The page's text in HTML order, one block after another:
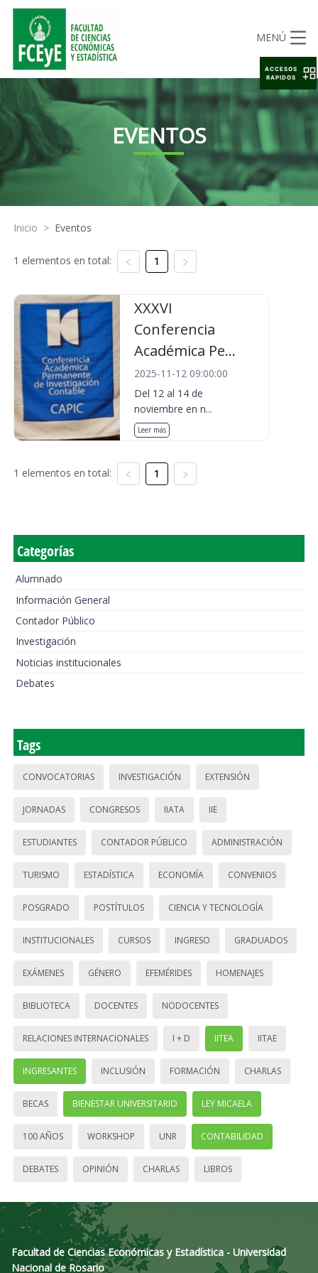
MENÚ
EVENTOS
Inicio > Eventos
1 elementos en total: 1
XXXVI
Conferencia
Académica Pe...
2025-11-12 09:00:00
Del 12 al 14 de
noviembre en n...
Leer más
1 elementos en total: 1
Categorías
Alumnado
Información General
Contador Público
Investigación
Noticias institucionales
Debates
Tags
CONVOCATORIAS INVESTIGACIÓN EXTENSIÓN
JORNADAS CONGRESOS IIATA IIE
ESTUDIANTES CONTADOR PÚBLICO ADMINISTRACIÓN
TURISMO ESTADÍSTICA ECONOMÍA CONVENIOS
POSGRADO POSTÍTULOS CIENCIA Y TECNOLOGÍA
INSTITUCIONALES CURSOS INGRESO GRADUADOS
EXÁMENES GÉNERO EFEMÉRIDES HOMENAJES
BIBLIOTECA DOCENTES NODOCENTES
RELACIONES INTERNACIONALES I + D IITEA IITAE
INGRESANTES INCLUSIÓN FORMACIÓN CHARLAS
BECAS BIENESTAR UNIVERSITARIO LEY MICAELA
100 AÑOS WORKSHOP UNR CONTABILIDAD
DEBATES OPINIÓN CHARLAS LIBROS
Facultad de Ciencias Económicas y Estadística - Universidad
Nacional de Rosario
ACCESOS
RAPIDOS